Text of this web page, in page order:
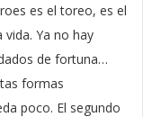
es el toreo, es el
Ya no hay
de fortuna…
formas
poco. El segundo